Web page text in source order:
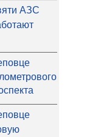
АЗС